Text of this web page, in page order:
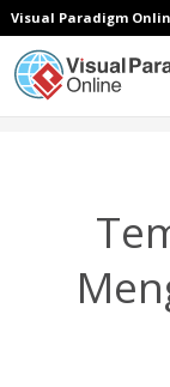
Visual Paradigm